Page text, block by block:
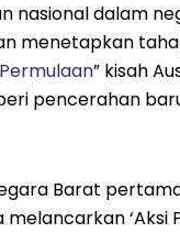
nasional dalam
menetapkan
Permulaan” kisah
pencerahan
Barat